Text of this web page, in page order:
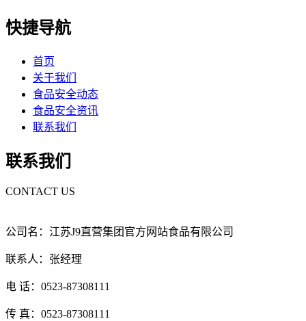
快捷导航
首页
关于我们
食品安全动态
食品安全资讯
联系我们
联系我们
CONTACT US
公司名：江苏J9直营集团官方网站食品有限公司
联系人：张经理
电 话：0523-87308111
传 真：0523-87308111